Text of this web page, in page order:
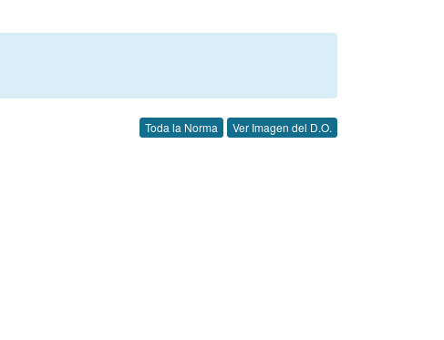
Toda la Norma Ver Imagen del D.O.